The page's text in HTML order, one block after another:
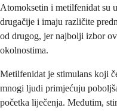
Atomoksetin i metilfenidat su
drugačije i imaju različite
od drugog, jer najbolji izbor
okolnostima.
Metilfenidat je stimulans koji
mnogi ljudi primjećuju
početka liječenja. Međutim,